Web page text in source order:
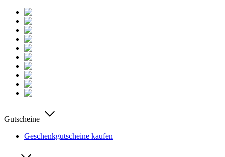
Gutscheine
Geschenkgutscheine kaufen